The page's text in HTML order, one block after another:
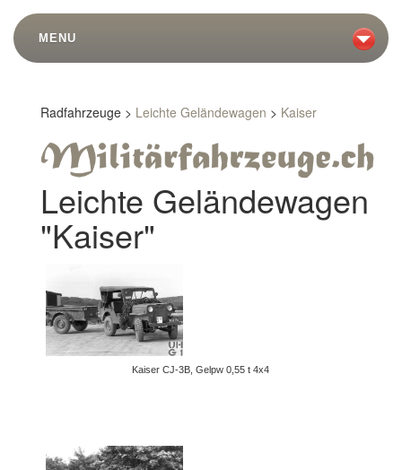
MENU
Radfahrzeuge > Leichte Geländewagen > Kaiser
Leichte Geländewagen
"Kaiser"
Kaiser CJ-3B, Gelpw 0,55 t 4x4